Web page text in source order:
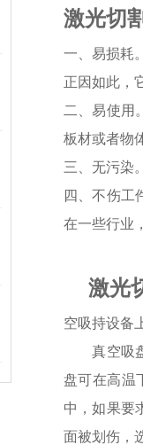
激光切
一、易损耗
正因如此，
二、易使用
板材或者物
三、无污染
四、不伤工
在一些行业
激光
空吸持设备
真空吸盘
盘可在高温
中，如果要
面被划伤，